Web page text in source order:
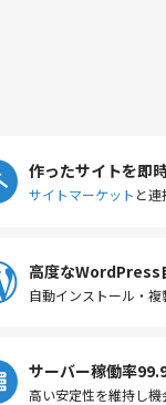
作ったサイトを即
サイトマーケット と連
高度なWordPress
自動インストール・
サーバー稼働率
高い安定性を維持し機